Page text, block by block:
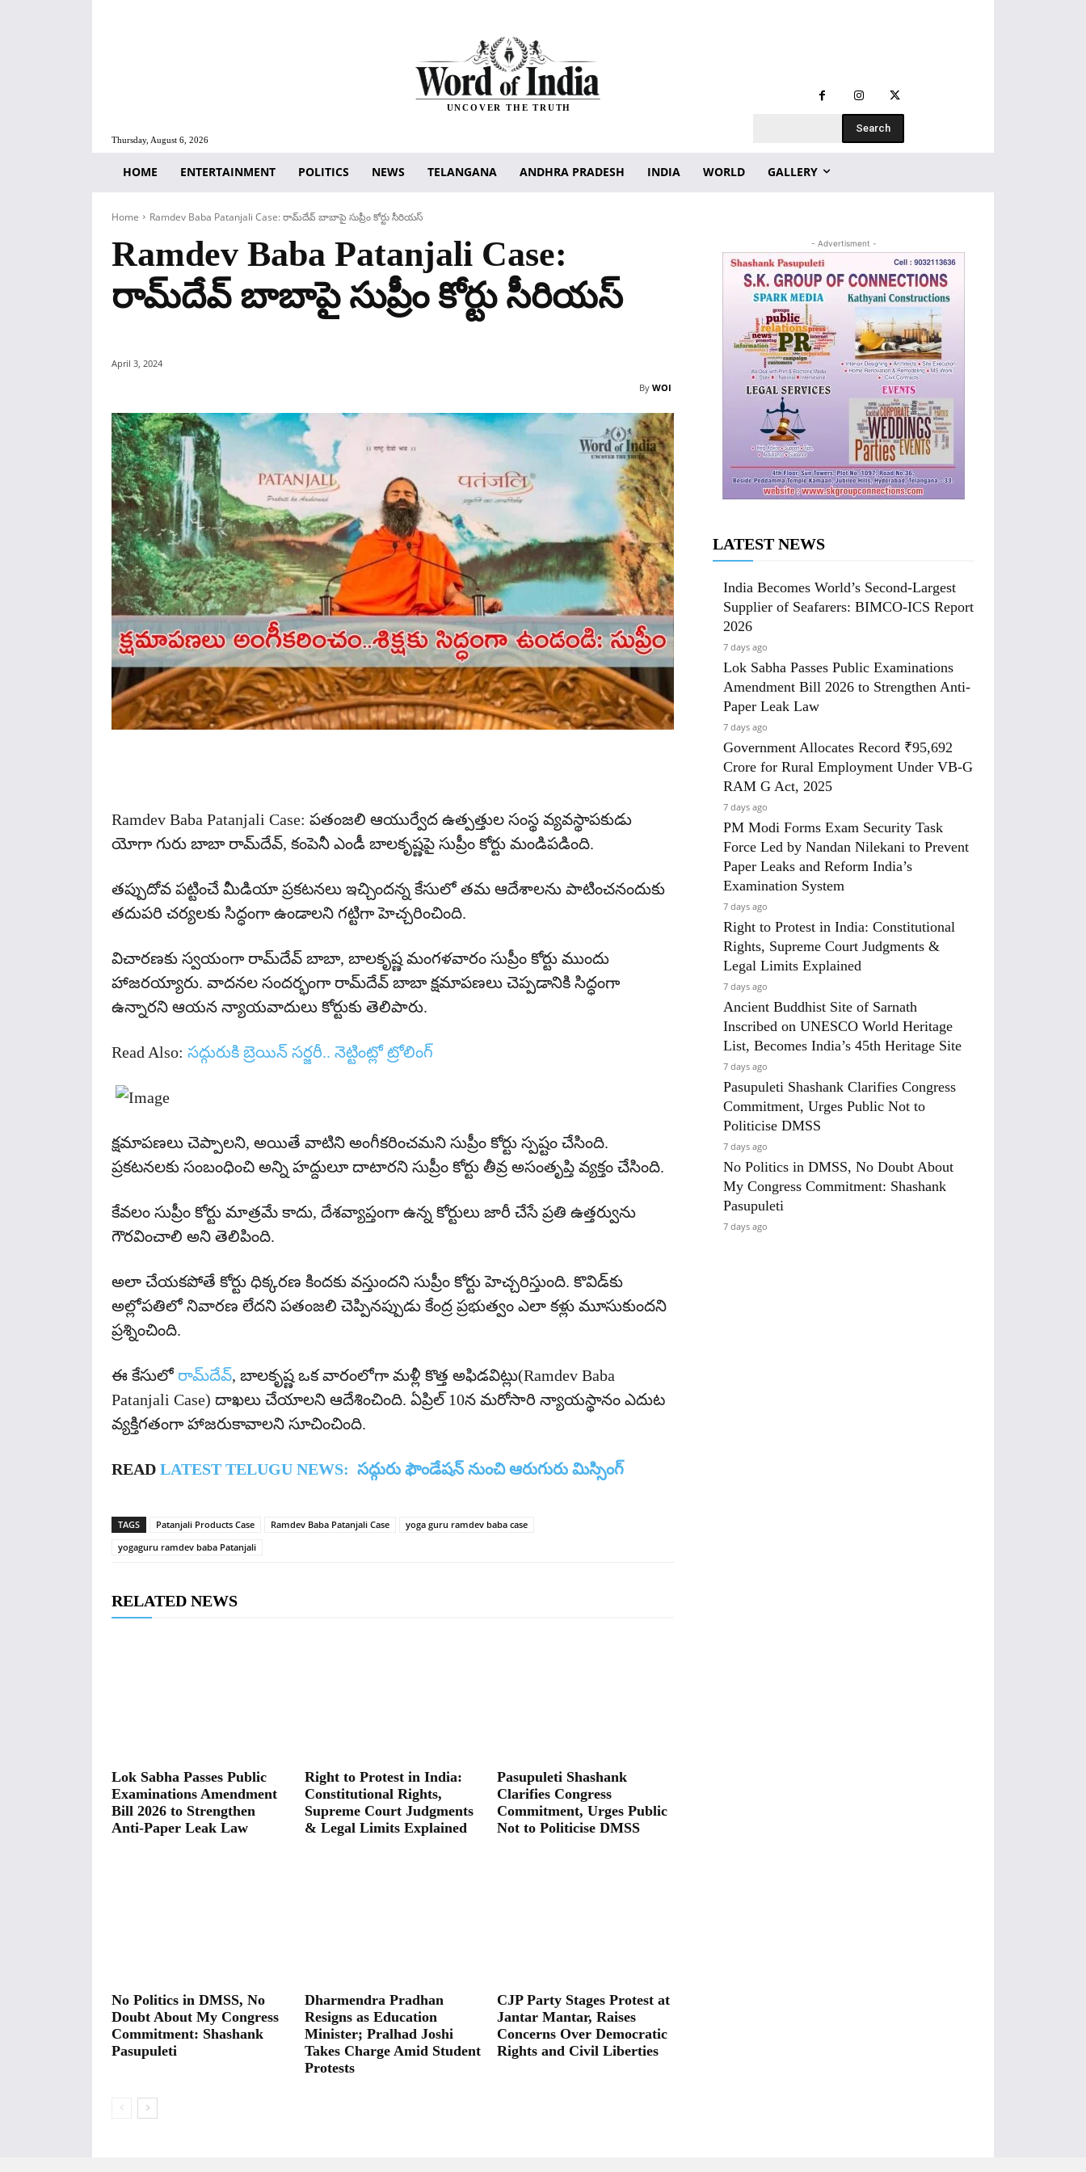
Thursday, August 6, 2026
UNCOVER THE TRUTH
Search
HOME ENTERTAINMENT POLITICS NEWS TELANGANA ANDHRA PRADESH INDIA WORLD GALLERY
Home Ramdev Baba Patanjali Case: రామ్‌దేవ్ బాబాపై సుప్రీం కోర్టు సీరియస్
Ramdev Baba Patanjali Case:
రామ్‌దేవ్ బాబాపై సుప్రీం కోర్టు సీరియస్
April 3, 2024
By WOI
Ramdev Baba Patanjali Case: పతంజలి ఆయుర్వేద ఉత్పత్తుల సంస్థ వ్యవస్థాపకుడు
యోగా గురు బాబా రామ్‌దేవ్‌, కంపెనీ ఎండీ బాలకృష్ణపై సుప్రీం కోర్టు మండిపడింది.
తప్పుదోవ పట్టించే మీడియా ప్రకటనలు ఇచ్చిందన్న కేసులో తమ ఆదేశాలను పాటించనందుకు
తదుపరి చర్యలకు సిద్ధంగా ఉండాలని గట్టిగా హెచ్చరించింది.
విచారణకు స్వయంగా రామ్‌దేవ్‌ బాబా, బాలకృష్ణ మంగళవారం సుప్రీం కోర్టు ముందు
హాజరయ్యారు. వాదనల సందర్భంగా రామ్‌దేవ్‌ బాబా క్షమాపణలు చెప్పడానికి సిద్ధంగా
ఉన్నారని ఆయన న్యాయవాదులు కోర్టుకు తెలిపారు.
Read Also: సద్గురుకి బ్రెయిన్ సర్జరీ.. నెట్టింట్లో ట్రోలింగ్
క్షమాపణలు చెప్పాలని, అయితే వాటిని అంగీకరించమని సుప్రీం కోర్టు స్పష్టం చేసింది.
ప్రకటనలకు సంబంధించి అన్ని హద్దులూ దాటారని సుప్రీం కోర్టు తీవ్ర అసంతృప్తి వ్యక్తం చేసింది.
కేవలం సుప్రీం కోర్టు మాత్రమే కాదు, దేశవ్యాప్తంగా ఉన్న కోర్టులు జారీ చేసే ప్రతి ఉత్తర్వును
గౌరవించాలి అని తెలిపింది.
అలా చేయకపోతే కోర్టు ధిక్కరణ కిందకు వస్తుందని సుప్రీం కోర్టు హెచ్చరిస్తుంది. కొవిడ్‌కు
అల్లోపతిలో నివారణ లేదని పతంజలి చెప్పినప్పుడు కేంద్ర ప్రభుత్వం ఎలా కళ్లు మూసుకుందని
ప్రశ్నించింది.
ఈ కేసులోరామ్​దేవ్​, బాలకృష్ణ ఒక వారంలోగా మళ్లీ కొత్త అఫిడవిట్లు(Ramdev Baba
Patanjali Case) దాఖలు చేయాలని ఆదేశించింది. ఏప్రిల్‌ 10న మరోసారి న్యాయస్థానం ఎదుట
వ్యక్తిగతంగా హాజరుకావాలని సూచించింది.
READ LATEST TELUGU NEWS: స‌ద్గురు ఫౌండేష‌న్ నుంచి ఆరుగురు మిస్సింగ్
TAGS Patanjali Products Case Ramdev Baba Patanjali Case
yoga guru ramdev baba case
yogaguru ramdev baba Patanjali
RELATED NEWS
Lok Sabha Passes Public
Examinations Amendment
Bill 2026 to Strengthen
Anti-Paper Leak Law
Right to Protest in India:
Constitutional Rights,
Supreme Court Judgments
& Legal Limits Explained
Pasupuleti Shashank
Clarifies Congress
Commitment, Urges Public
Not to Politicise DMSS
No Politics in DMSS, No
Doubt About My Congress
Commitment: Shashank
Pasupuleti
Dharmendra Pradhan
Resigns as Education
Minister; Pralhad Joshi
Takes Charge Amid Student
Protests
CJP Party Stages Protest at
Jantar Mantar, Raises
Concerns Over Democratic
Rights and Civil Liberties
- Advertisment -
LATEST NEWS
India Becomes World’s Second-Largest
Supplier of Seafarers: BIMCO-ICS Report
2026
7 days ago
Lok Sabha Passes Public Examinations
Amendment Bill 2026 to Strengthen Anti-
Paper Leak Law
7 days ago
Government Allocates Record ₹95,692
Crore for Rural Employment Under VB-G
RAM G Act, 2025
7 days ago
PM Modi Forms Exam Security Task
Force Led by Nandan Nilekani to Prevent
Paper Leaks and Reform India’s
Examination System
7 days ago
Right to Protest in India: Constitutional
Rights, Supreme Court Judgments &
Legal Limits Explained
7 days ago
Ancient Buddhist Site of Sarnath
Inscribed on UNESCO World Heritage
List, Becomes India’s 45th Heritage Site
7 days ago
Pasupuleti Shashank Clarifies Congress
Commitment, Urges Public Not to
Politicise DMSS
7 days ago
No Politics in DMSS, No Doubt About
My Congress Commitment: Shashank
Pasupuleti
7 days ago